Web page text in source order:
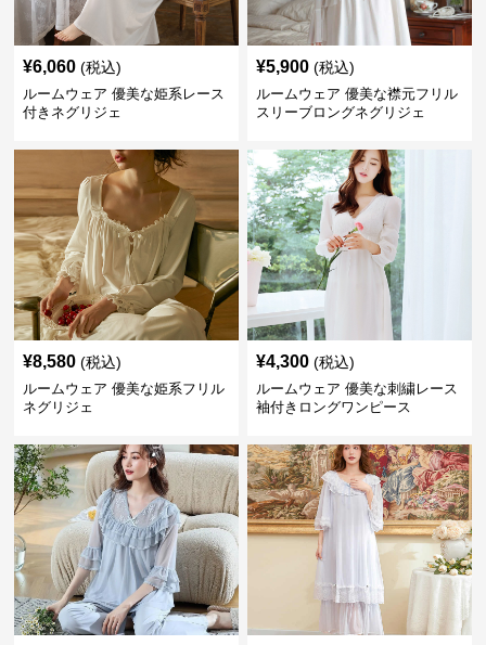
¥6,060 (税込)
ルームウェア 優美な姫系レース
付きネグリジェ
¥5,900 (税込)
ルームウェア 優美な襟元フリル
スリーブロングネグリジェ
¥8,580 (税込)
ルームウェア 優美な姫系フリル
ネグリジェ
¥4,300 (税込)
ルームウェア 優美な刺繍レース
袖付きロングワンピース